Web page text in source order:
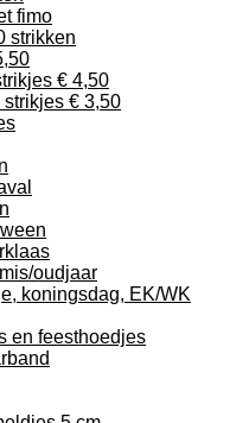
fimo
strikken
€ 4,50
strikjes € 3,50
oudjaar
koningsdag, EK/WK
en feesthoedjes